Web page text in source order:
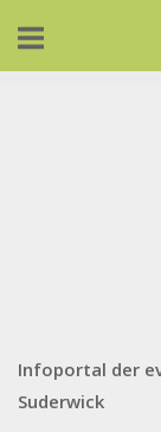
to
content
Infoportal der
Suderwick